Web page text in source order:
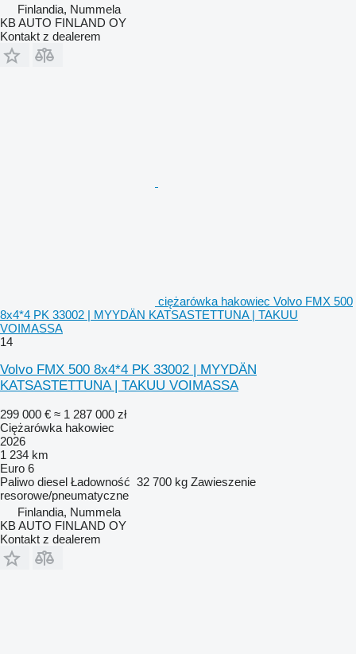
Finlandia, Nummela
KB AUTO FINLAND OY
Kontakt z dealerem
ciężarówka hakowiec Volvo FMX 500
8x4*4 PK 33002 | MYYDÄN KATSASTETTUNA | TAKUU
VOIMASSA
14
Volvo FMX 500 8x4*4 PK 33002 | MYYDÄN
KATSASTETTUNA | TAKUU VOIMASSA
299 000 € ≈ 1 287 000 zł
Ciężarówka hakowiec
2026
1 234 km
Euro 6
Paliwo diesel Ładowność 32 700 kg Zawieszenie
resorowe/pneumatyczne
Finlandia, Nummela
KB AUTO FINLAND OY
Kontakt z dealerem